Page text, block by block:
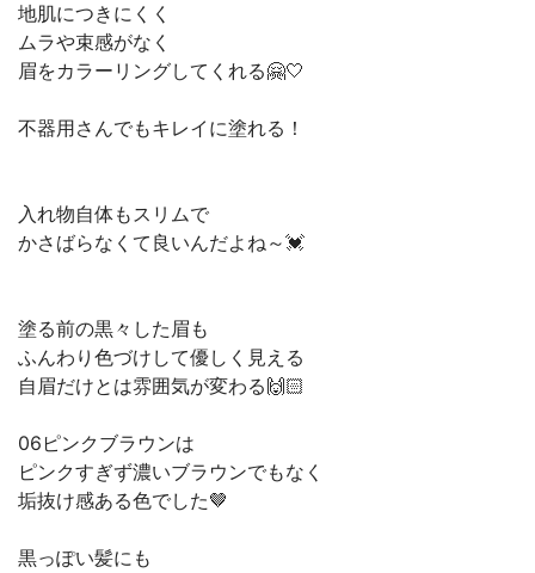
地肌につきにくく
ムラや束感がなく
眉をカラーリングしてくれる🤗🤍
不器用さんでもキレイに塗れる！
入れ物自体もスリムで
かさばらなくて良いんだよね～💓
塗る前の黒々した眉も
ふんわり色づけして優しく見える
自眉だけとは雰囲気が変わる🙌🏻
06ピンクブラウンは
ピンクすぎず濃いブラウンでもなく
垢抜け感ある色でした🤎
黒っぽい髪にも